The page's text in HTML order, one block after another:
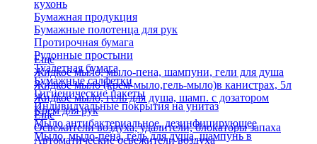
кухонь
Бумажная продукция
Бумажные полотенца для рук
Протирочная бумага
Рулонные простыни
Туалетная бумага
Бумажные салфетки
Гигиенические пакеты
Индивидуальные покрытия на унитаз
Еще
Жидкое мыло, мыло-пена, шампуни, гели для душа
Жидкое мыло (крем-мыло,гель-мыло)в канистрах, 5л
Жидкое мыло, гель для душа, шамп. с дозатором
Крем для рук
Мыло антибактериальное, дезинфицирующее
Мыло, мыло-пена, гель для душа, шампунь в
Еще
Освежители воздуха, удалители, блокаторы запаха
Автоматические освежители воздуха